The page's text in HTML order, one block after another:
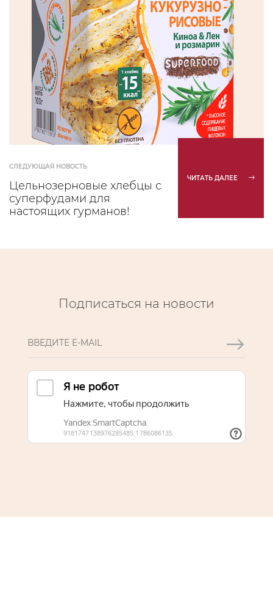
СЛЕДУЮЩАЯ НОВОСТЬ
Цельнозерновые хлебцы с
суперфудами для
настоящих гурманов!
ЧИТАТЬ ДАЛЕЕ
Подписаться на новости